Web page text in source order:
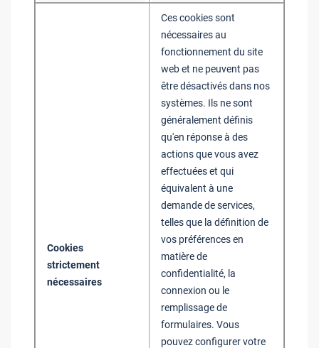
Cookies
strictement
nécessaires
Ces cookies sont
nécessaires au
fonctionnement du site
web et ne peuvent pas
être désactivés dans nos
systèmes. Ils ne sont
généralement définis
qu'en réponse à des
actions que vous avez
effectuées et qui
équivalent à une
demande de services,
telles que la définition de
vos préférences en
matière de
confidentialité, la
connexion ou le
remplissage de
formulaires. Vous
pouvez configurer votre